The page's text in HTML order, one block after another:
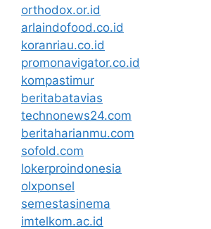
orthodox.or.id
arlaindofood.co.id
koranriau.co.id
promonavigator.co.id
kompastimur
beritabatavias
technonews24.com
beritaharianmu.com
sofold.com
lokerproindonesia
olxponsel
semestasinema
imtelkom.ac.id